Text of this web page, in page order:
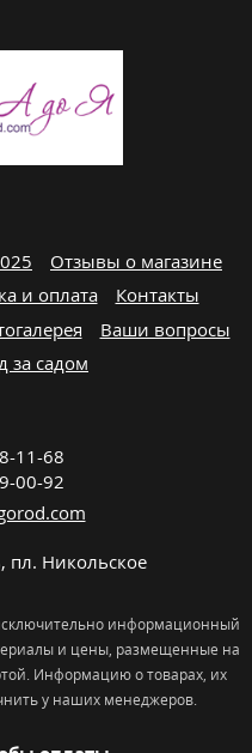
Отзывы о магазине
и оплата
Контакты
Ваши вопросы
за садом
11-68
00-92
, пл. Никольcкое
информационный
и цены, размещенные на
Информацию о товарах, их
у наших менеджеров.